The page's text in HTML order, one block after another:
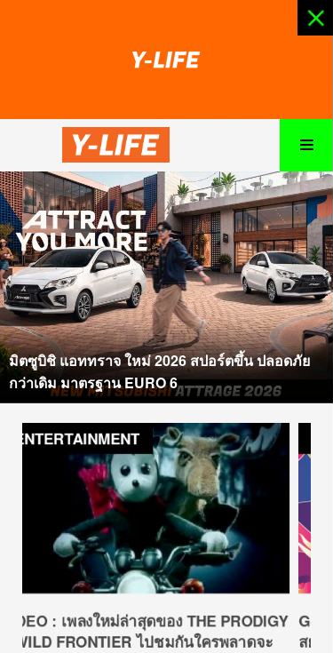
มิตซูบิชิ แอททราจ ใหม่ 2026 สปอร์ตขึ้น ปลอดภัย
กว่าเดิม มาตรฐาน EURO 6
ดจะ
FASHION
G-SHOCK X NOLANOLEE (G-SHOCK
สยามมานุดสตรีท)